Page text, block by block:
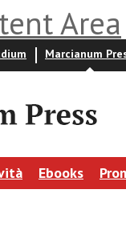
Area
Marcianum
Ebooks